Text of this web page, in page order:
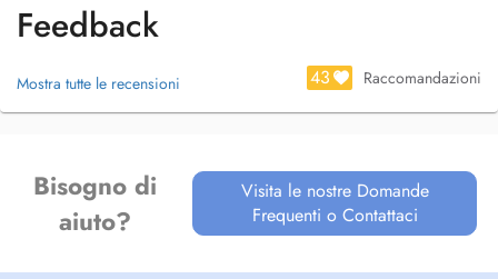
Feedback
Mostra tutte le recensioni 43 Raccomandazioni
Bisogno di
aiuto?
Visita le nostre Domande
Frequenti o Contattaci